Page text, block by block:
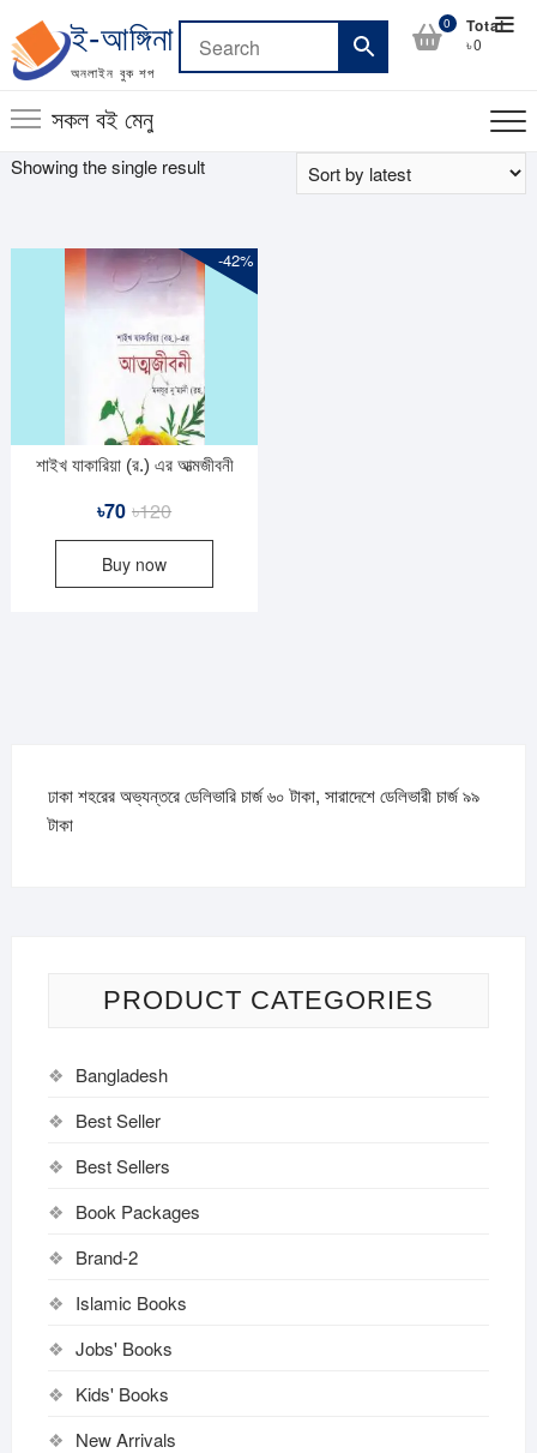
to
content
ই-আঙ্গিনা
অনলাইন বুক শপ
0 Total
৳0
সকল বই মেনু
Showing the single result
-42%
শাইখ যাকারিয়া (র.) এর আত্মজীবনী
৳120Original
price
৳120.
৳70
Current
price
৳70.
Buy now
ঢাকা শহরের অভ্যন্তরে ডেলিভারি চার্জ ৬০ টাকা, সারাদেশে ডেলিভারী চার্জ ৯৯
টাকা
PRODUCT CATEGORIES
Bangladesh
Best Seller
Best Sellers
Book Packages
Brand-2
Islamic Books
Jobs' Books
Kids' Books
New Arrivals